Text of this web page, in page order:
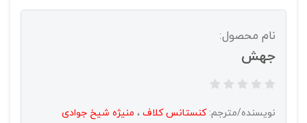
نام محصول:
جهش
نویسنده/مترجم:کنستانس کلاف ، منیژه شیخ جوادی